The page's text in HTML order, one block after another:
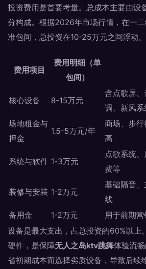
投资费用是首要考量。总成本主要由设
分构成。根据2026年市场行情，在一
准包间，总投资在10-25万元之间浮动。
费用项目
费用明细（单
包间）
核心设备 8-15万元
含点歌屏
调、新风系
场地租金与
押金
1.5-5万元/年
商场、步
高
系统与软件 1-3万元
点歌系统
费等
装修与安装 1-2万元
基础隔音
线
备用金
1-2万元
用于前期
设备是最大支出，占总投资的60%以上
硬件，是保障无人之岛ktv跳舞体验流
省初期成本而选择劣质设备，导致后续